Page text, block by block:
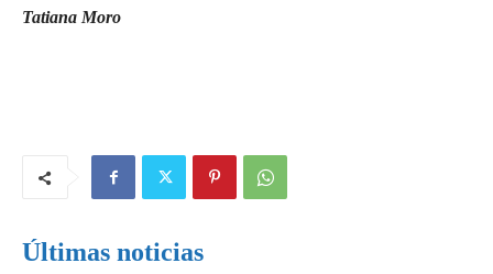
Tatiana Moro
Últimas noticias